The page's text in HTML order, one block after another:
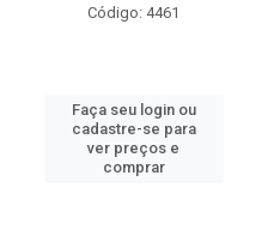
Código: 4461
Faça seu login ou
cadastre-se para
ver preços e
comprar